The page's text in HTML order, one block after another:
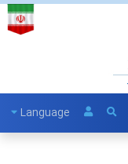
Language